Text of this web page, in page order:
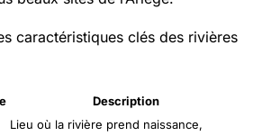
caractéristiques clés des rivières
Description
Lieu où la rivière prend naissance,